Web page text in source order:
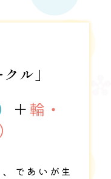
ル」
＋ 輪・
であいが生